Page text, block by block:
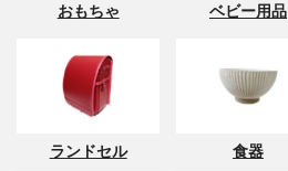
おもちゃ ベビー用品
ランドセル 食器